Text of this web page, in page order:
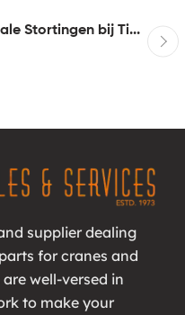
Stortingen bij Ti...
supplier dealing
for cranes and
well-versed in
to make your